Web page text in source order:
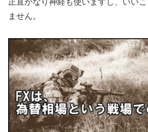
ません。